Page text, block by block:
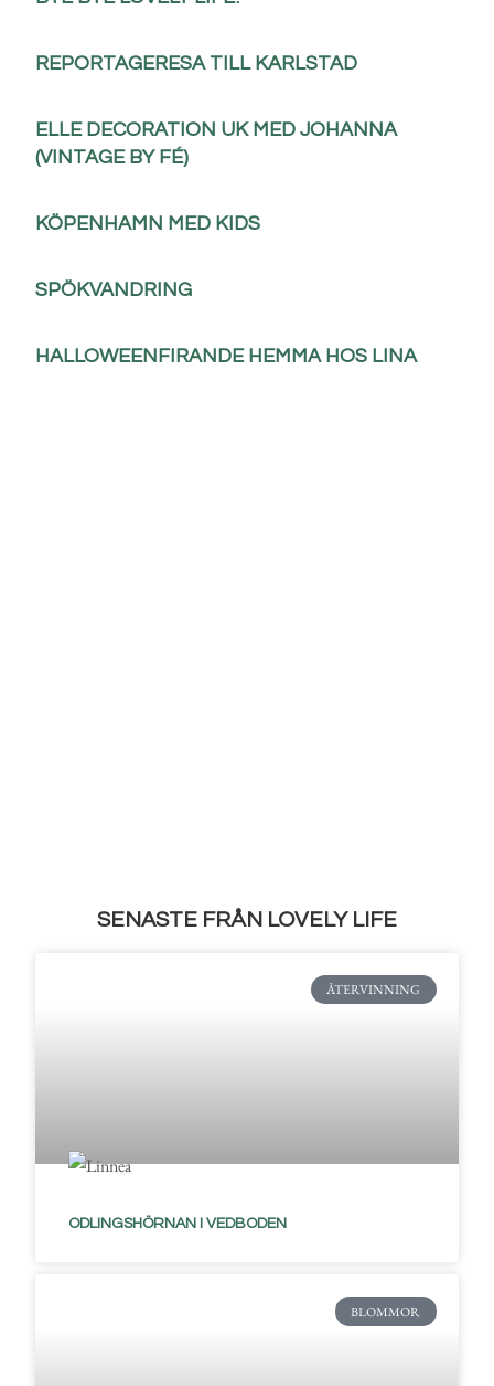
REPORTAGERESA TILL KARLSTAD
ELLE DECORATION UK MED JOHANNA
(VINTAGE BY FÉ)
KÖPENHAMN MED KIDS
SPÖKVANDRING
HALLOWEENFIRANDE HEMMA HOS LINA
SENASTE FRÅN LOVELY LIFE
ÅTERVINNING
ODLINGSHÖRNAN I VEDBODEN
BLOMMOR